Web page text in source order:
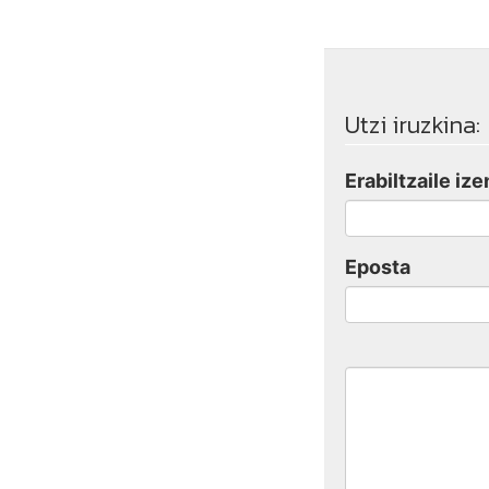
Utzi iruzkina:
Erabiltzaile
Eposta